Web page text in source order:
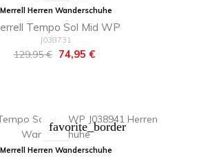
Merrell Herren Wanderschuhe
Tempo Sol Mid WP
J038731
Regulärer
129,95 € Preis
74,95 €
favorite_border
Merrell Herren Wanderschuhe